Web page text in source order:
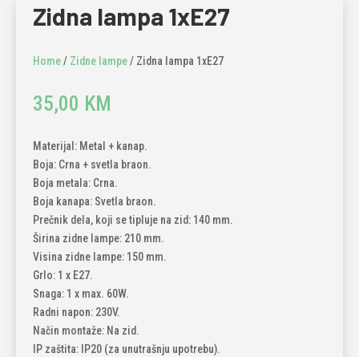
Zidna lampa 1xE27
Home/ Zidne lampe/ Zidna lampa 1xE27
35,00 KM
Materijal: Metal + kanap.
Boja: Crna + svetla braon.
Boja metala: Crna.
Boja kanapa: Svetla braon.
Prečnik dela, koji se tipluje na zid: 140 mm.
Širina zidne lampe: 210 mm.
Visina zidne lampe: 150 mm.
Grlo: 1 x E27.
Snaga: 1 x max. 60W.
Radni napon: 230V.
Način montaže: Na zid.
IP zaštita: IP20 (za unutrašnju upotrebu).